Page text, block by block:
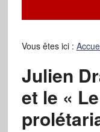
Vous êtes ici :
Julien
et le «